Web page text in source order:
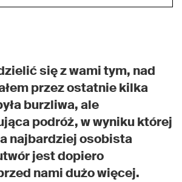
się z wami tym, nad
przez ostatnie kilka
burzliwa, ale
podróż, w wyniku której
najbardziej osobista
jest dopiero
nami dużo więcej.